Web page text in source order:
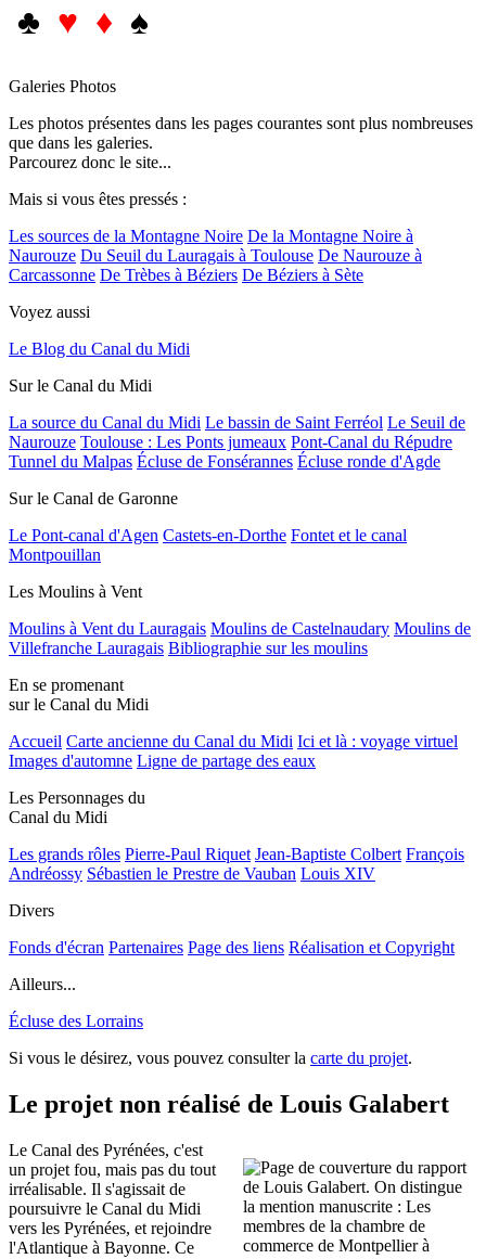
♣ ♥ ♦ ♠
Galeries Photos
Les photos présentes dans les pages courantes sont plus nombreuses
que dans les galeries.
Parcourez donc le site...
Mais si vous êtes pressés :
Les sources de la Montagne Noire De la Montagne Noire à
Naurouze Du Seuil du Lauragais à Toulouse De Naurouze à
Carcassonne De Trèbes à Béziers De Béziers à Sète
Voyez aussi
Le Blog du Canal du Midi
Sur le Canal du Midi
La source du Canal du Midi Le bassin de Saint Ferréol Le Seuil de
Naurouze Toulouse : Les Ponts jumeaux Pont-Canal du Répudre
Tunnel du Malpas Écluse de Fonsérannes Écluse ronde d'Agde
Sur le Canal de Garonne
Le Pont-canal d'Agen Castets-en-Dorthe Fontet et le canal
Montpouillan
Les Moulins à Vent
Moulins à Vent du Lauragais Moulins de Castelnaudary Moulins de
Villefranche Lauragais Bibliographie sur les moulins
En se promenant
sur le Canal du Midi
Accueil Carte ancienne du Canal du Midi Ici et là : voyage virtuel
Images d'automne Ligne de partage des eaux
Les Personnages du
Canal du Midi
Les grands rôles Pierre-Paul Riquet Jean-Baptiste Colbert François
Andréossy Sébastien le Prestre de Vauban Louis XIV
Divers
Fonds d'écran Partenaires Page des liens Réalisation et Copyright
Ailleurs...
Écluse des Lorrains
Si vous le désirez, vous pouvez consulter la carte du projet.
Le projet non réalisé de Louis Galabert
Le Canal des Pyrénées, c'est
un projet fou, mais pas du tout
irréalisable. Il s'agissait de
poursuivre le Canal du Midi
vers les Pyrénées, et rejoindre
l'Atlantique à Bayonne. Ce